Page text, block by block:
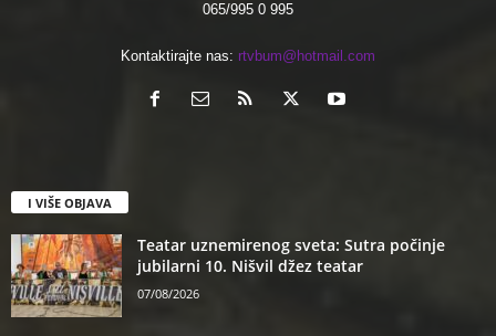
065/995 0 995
Kontaktirajte nas: rtvbum@hotmail.com
I VIŠE OBJAVA
Teatar uznemirenog sveta: Sutra počinje
jubilarni 10. Nišvil džez teatar
07/08/2026